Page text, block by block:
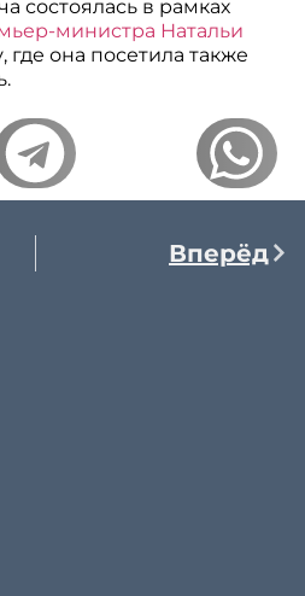
состоялась в рамках
министра Натальи
где она посетила также
Вперёд